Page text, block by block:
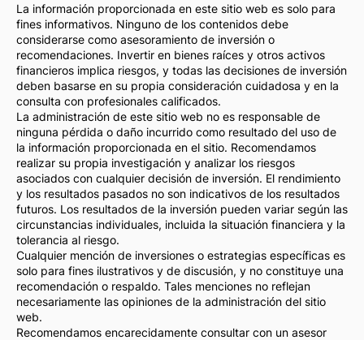
La información proporcionada en este sitio web es solo para
fines informativos. Ninguno de los contenidos debe
considerarse como asesoramiento de inversión o
recomendaciones. Invertir en bienes raíces y otros activos
financieros implica riesgos, y todas las decisiones de inversión
deben basarse en su propia consideración cuidadosa y en la
consulta con profesionales calificados.
La administración de este sitio web no es responsable de
ninguna pérdida o daño incurrido como resultado del uso de
la información proporcionada en el sitio. Recomendamos
realizar su propia investigación y analizar los riesgos
asociados con cualquier decisión de inversión. El rendimiento
y los resultados pasados no son indicativos de los resultados
futuros. Los resultados de la inversión pueden variar según las
circunstancias individuales, incluida la situación financiera y la
tolerancia al riesgo.
Cualquier mención de inversiones o estrategias específicas es
solo para fines ilustrativos y de discusión, y no constituye una
recomendación o respaldo. Tales menciones no reflejan
necesariamente las opiniones de la administración del sitio
web.
Recomendamos encarecidamente consultar con un asesor